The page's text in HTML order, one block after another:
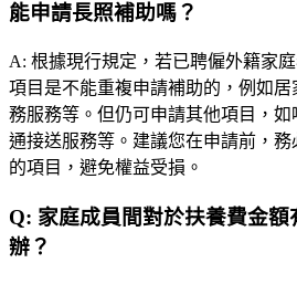
能申請長照補助嗎？
A: 根據現行規定，若已聘僱外籍家
項目是不能重複申請補助的，例如
務服務等。但仍可申請其他項目，
通接送服務等。建議您在申請前，
的項目，避免權益受損。
Q: 家庭成員間對於扶養費金
辦？